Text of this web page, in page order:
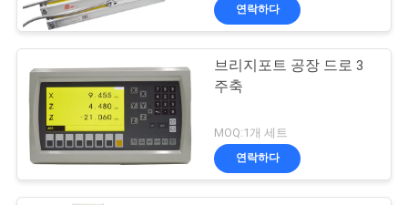
연락하다
브리지포트 공장 드로 3
주축
MOQ:1개 세트
연락하다